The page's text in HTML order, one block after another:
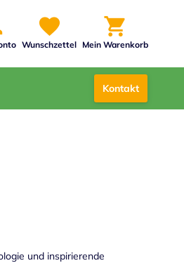
Wunschzettel Mein Warenkorb
Kontakt
und inspirierende